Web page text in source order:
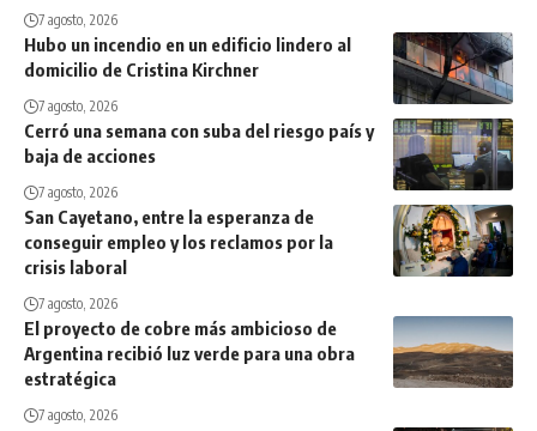
7 agosto, 2026
Hubo un incendio en un edificio lindero al
domicilio de Cristina Kirchner
7 agosto, 2026
Cerró una semana con suba del riesgo país y
baja de acciones
7 agosto, 2026
San Cayetano, entre la esperanza de
conseguir empleo y los reclamos por la
crisis laboral
7 agosto, 2026
El proyecto de cobre más ambicioso de
Argentina recibió luz verde para una obra
estratégica
7 agosto, 2026